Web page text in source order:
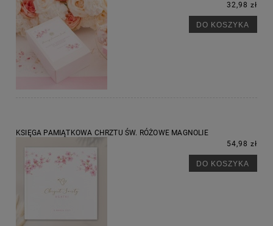
32,98 zł
DO KOSZYKA
KSIĘGA PAMIĄTKOWA CHRZTU ŚW. RÓŻOWE MAGNOLIE
54,98 zł
DO KOSZYKA